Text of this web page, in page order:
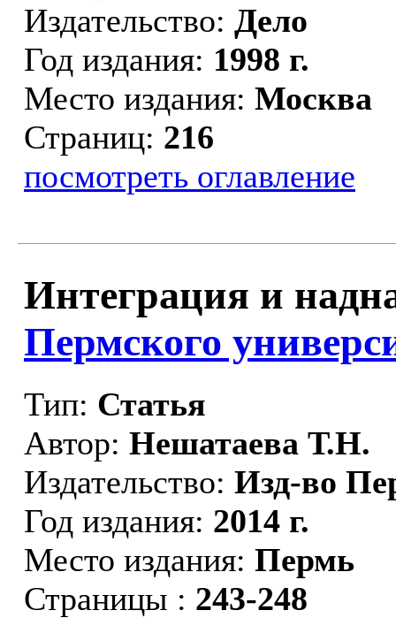
Издательство: Дело
Год издания: 1998 г.
Место издания: Москва
Страниц: 216
посмотреть оглавление
Интеграция и
Пермского
Тип: Статья
Автор: Нешатаева Т.Н.
Издательство: Изд-во
Год издания: 2014 г.
Место издания: Пермь
Страницы : 243-248